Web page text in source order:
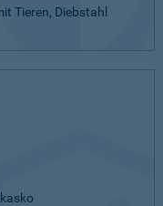
Tieren, Diebstahl